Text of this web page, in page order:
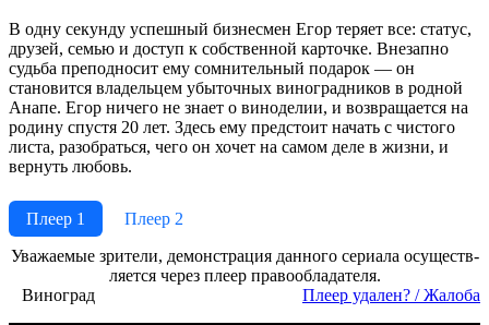
В одну секунду успешный бизнесмен Егор теряет все: статус,
друзей, семью и доступ к собственной карточке. Внезапно
судьба преподносит ему сомнительный подарок — он
становится владельцем убыточных виноградников в родной
Анапе. Егор ничего не знает о виноделии, и возвращается на
родину спустя 20 лет. Здесь ему предстоит начать с чистого
листа, разобраться, чего он хочет на самом деле в жизни, и
вернуть любовь.
Плеер 1
Плеер 2
Ува­жае­мые зри­те­ли, де­мон­ст­ра­ция дан­но­го се­риа­ла осу­ще­ст­в­
ля­ет­ся че­рез пле­ер пра­во­об­ла­да­те­ля.
Виноград
Пле­ер уда­лен? / Жа­ло­ба